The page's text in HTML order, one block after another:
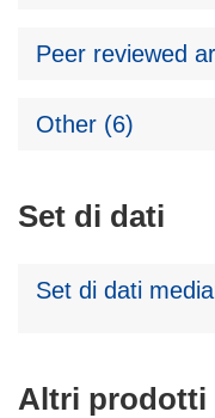
Peer reviewed
Other (6)
Set di dati
Set di dati
Altri prodotti